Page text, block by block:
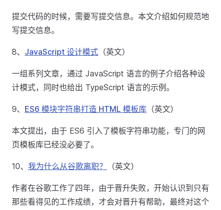
提交代码的时候，需要写提交信息。本文介绍如何规范地
写提交信息。
8、 JavaScript 设计模式 （英文）
一组系列文章，通过 JavaScript 语言的例子介绍各种设
计模式，同时也给出 TypeScript 语言的示例。
9、 ES6 模块字符串打造 HTML 模板库 （英文）
本文提出，由于 ES6 引入了模板字符串功能，专门的网
页模板库已经没必要了。
10、 我为什么从谷歌离职？ （英文）
作者在谷歌工作了四年，由于晋升失败，开始认识到只有
那些看得见的工作成绩，才会对晋升有帮助，最终对这个